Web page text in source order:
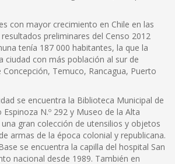
con mayor crecimiento en Chile en las
preliminares del Censo 2012
tenía 187 000 habitantes, la que la
ciudad con más población al sur de
Concepción, Temuco, Rancagua, Puerto
se encuentra la Biblioteca Municipal de
N.º 292 y Museo de la Alta
gran colección de utensilios y objetos
armas de la época colonial y republicana.
se encuentra la capilla del hospital San
nacional desde 1989. También en